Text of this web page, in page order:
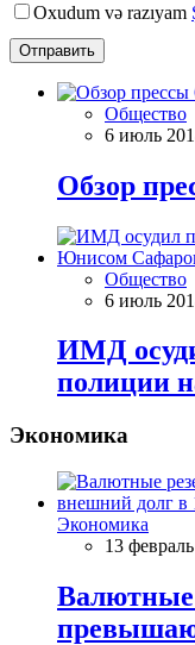
Oxudum və razıyam
Отправить
Общество
6 июль
Обзор
Общество
6 июль
ИМД
полиции
Экономика
Экономика
13
Валютные